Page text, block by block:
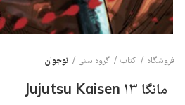
فروشگاه کتاب گروه سنی نوجوان
مانگا 13 Jujutsu Kaisen